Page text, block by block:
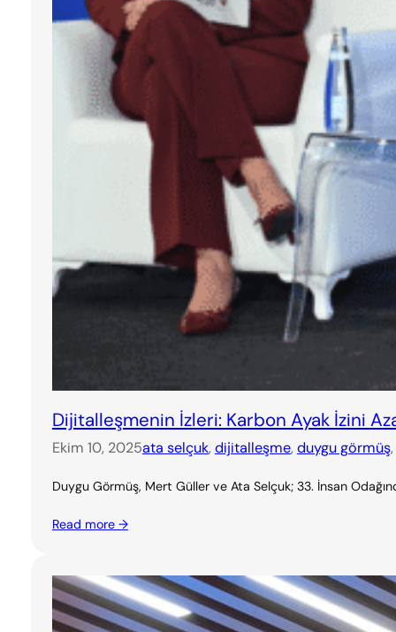
Dijitalleşmenin İzleri: Karbon Ayak İzini
Ekim 10, 2025ata selçuk, dijitalleşme, duygu görmüş,
Duygu Görmüş, Mert Güller ve Ata Selçuk; 33. İnsan
Read more →